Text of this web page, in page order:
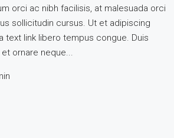
orci ac nibh facilisis, at malesuada orci
sollicitudin cursus. Ut et adipiscing
text link libero tempus congue. Duis
ornare neque...